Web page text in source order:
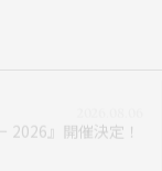
アカデミーを設